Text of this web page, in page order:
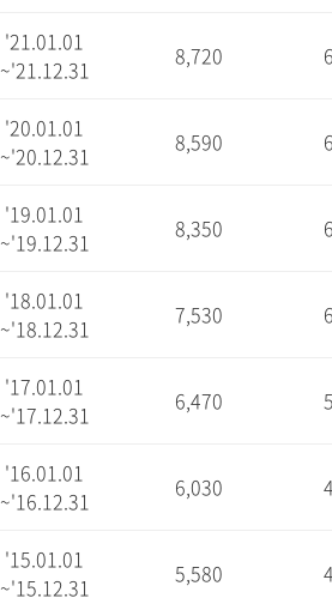
'21.01.01
~'21.12.31
8,720
'20.01.01
~'20.12.31
8,590
'19.01.01
~'19.12.31
8,350
'18.01.01
~'18.12.31
7,530
'17.01.01
~'17.12.31
6,470
'16.01.01
~'16.12.31
6,030
'15.01.01
~'15.12.31
5,580